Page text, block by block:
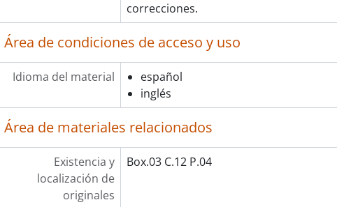
correcciones.
Área de condiciones de acceso y uso
Idioma del material
español
inglés
Área de materiales relacionados
Existencia y
localización de
originales
Box.03 C.12 P.04